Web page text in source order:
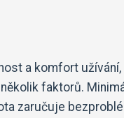
a komfort užívání,
faktorů.
zaručuje